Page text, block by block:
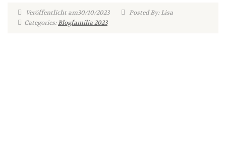
Veröffentlicht am30/10/2023
Posted By: Lisa
Categories:Blogfamilia 2023